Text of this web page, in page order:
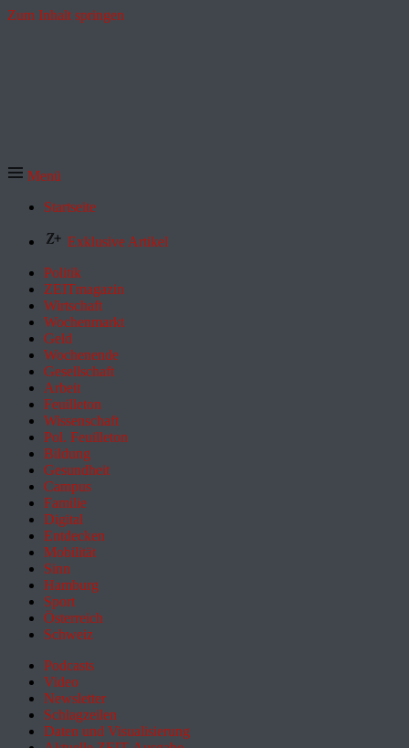
Zum Inhalt springen
Menü
Startseite
Exklusive Artikel
Politik
ZEITmagazin
Wirtschaft
Wochenmarkt
Geld
Wochenende
Gesellschaft
Arbeit
Feuilleton
Wissenschaft
Pol. Feuilleton
Bildung
Gesundheit
Campus
Familie
Digital
Entdecken
Mobilität
Sinn
Hamburg
Sport
Österreich
Schweiz
Podcasts
Video
Newsletter
Schlagzeilen
Daten und Visualisierung